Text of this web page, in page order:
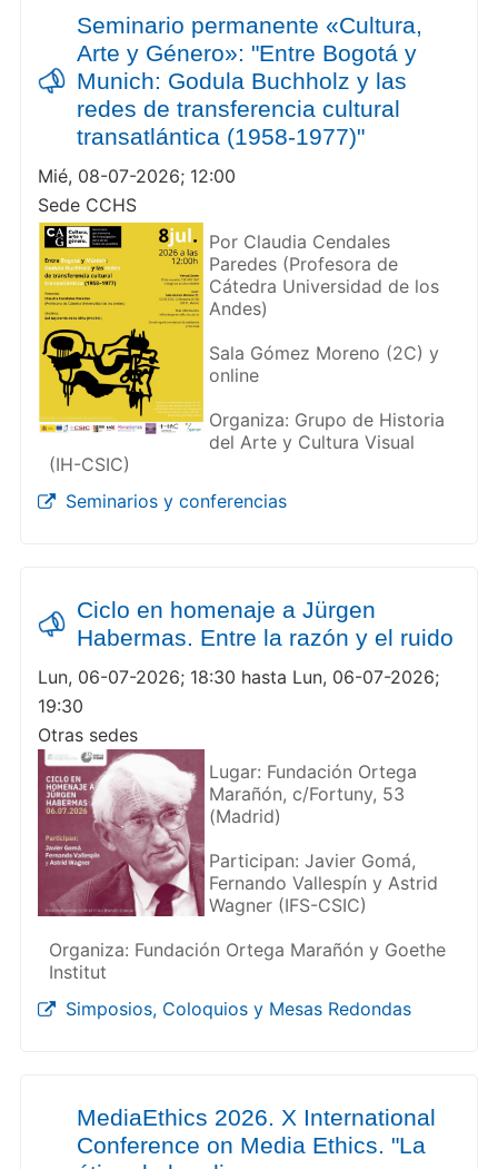
Seminario permanente «Cultura,
Arte y Género»: "Entre Bogotá y
Munich: Godula Buchholz y las
redes de transferencia cultural
transatlántica (1958-1977)"
Mié, 08-07-2026; 12:00
Sede CCHS
Por Claudia Cendales
Paredes (Profesora de
Cátedra Universidad de los
Andes)
Sala Gómez Moreno (2C) y
online
Organiza: Grupo de Historia
del Arte y Cultura Visual
(IH-CSIC)
Seminarios y conferencias
Ciclo en homenaje a Jürgen
Habermas. Entre la razón y el ruido
Lun, 06-07-2026; 18:30 hasta Lun, 06-07-2026;
19:30
Otras sedes
Lugar: Fundación Ortega
Marañón, c/Fortuny, 53
(Madrid)
Participan: Javier Gomá,
Fernando Vallespín y Astrid
Wagner (IFS-CSIC)
Organiza: Fundación Ortega Marañón y Goethe
Institut
Simposios, Coloquios y Mesas Redondas
MediaEthics 2026. X International
Conference on Media Ethics. "La